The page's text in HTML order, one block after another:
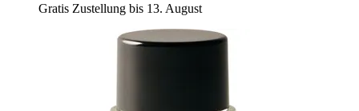
Gratis Zustellung bis 13. August